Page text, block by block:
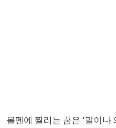
볼펜에 찔리는 꿈은 ‘말이나